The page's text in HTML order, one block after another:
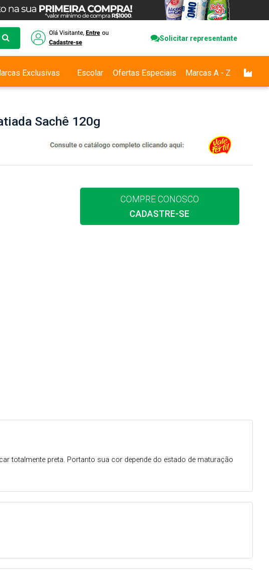
Solicitar representante
Exclusivas Escolar Ofertas Especiais Marcas A - Z
Sachê 120g
COMPRE CONOSCO
CADASTRE-SE
totalmente preta. Portanto sua cor depende do estado de maturação